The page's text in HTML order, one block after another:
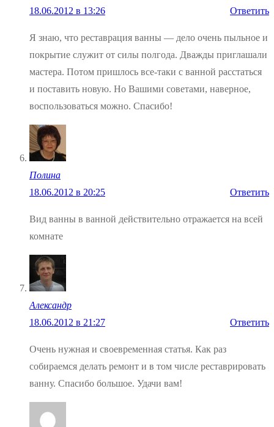
18.06.2012 в 13:26 Ответить
Я знаю, что реставрация ванны — дело очень пыльное и
покрытие служит от силы полгода. Дважды приглашали
мастера. Потом пришлось все-таки с ванной расстаться
и поставить новую. Но Вашими советами, наверное,
воспользоваться можно. Спасибо!
Полина
18.06.2012 в 20:25
Ответить
Вид ванны в ванной действительно отражается на всей
комнате
Александр
18.06.2012 в 21:27
Ответить
Очень нужная и своевременная статья. Как раз
собираемся делать ремонт и в том числе реставрировать
ванну. Спасибо большое. Удачи вам!